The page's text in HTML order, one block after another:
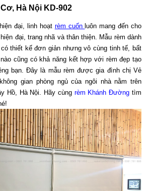
Cơ, Hà Nội KD-902
đại, linh hoạt rèm cuốn luôn mang đến cho
đại, trang nhã và thân thiện. Mẫu rèm dành
thiết kế đơn giản nhưng vô cùng tinh tế, bất
cũng có khả năng kết hợp với rèm đẹp tạo
bạn. Đây là mẫu rèm được gia đình chị Vẻ
gian phòng ngủ của ngôi nhà nằm trên
Hồ, Hà Nội. Hãy cùng rèm Khánh Đường tìm